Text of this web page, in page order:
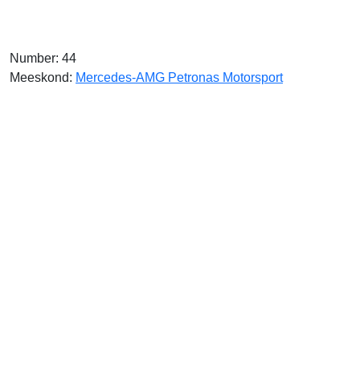
Number: 44
Meeskond: Mercedes-AMG Petronas Motorsport